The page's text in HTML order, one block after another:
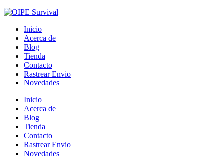
Inicio
Acerca de
Blog
Tienda
Contacto
Rastrear Envio
Novedades
Inicio
Acerca de
Blog
Tienda
Contacto
Rastrear Envio
Novedades